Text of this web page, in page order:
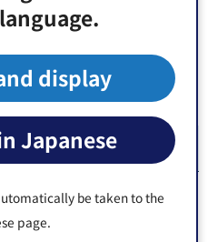
display
Japanese
be taken to the
page.
育支援係：03-3647-9084
］江東区保健所生活衛生課
物質検査結果（PDF：
で開きます）